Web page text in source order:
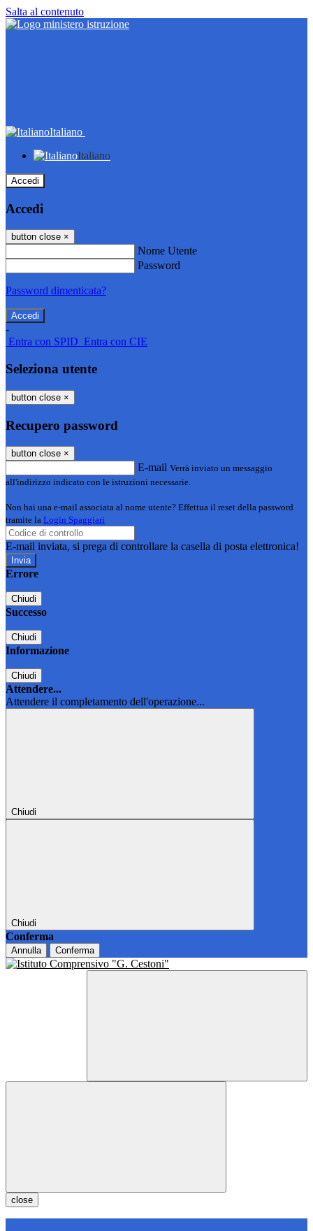
Salta al contenuto
Italiano
Italiano
Accedi
Accedi
button close ×
Nome Utente
Password
Password dimenticata?
-
Entra con SPID Entra con CIE
Seleziona utente
button close ×
Recupero password
button close ×
E-mail Verrà inviato un messaggio
all'indirizzo indicato con le istruzioni necessarie.
Non hai una e-mail associata al nome utente? Effettua il reset della password
tramite la Login Spaggiari
E-mail inviata, si prega di controllare la casella di posta elettronica!
Errore
Chiudi
Successo
Chiudi
Informazione
Chiudi
Attendere...
Attendere il completamento dell'operazione...
Chiudi
Chiudi
Conferma
Annulla Conferma
close